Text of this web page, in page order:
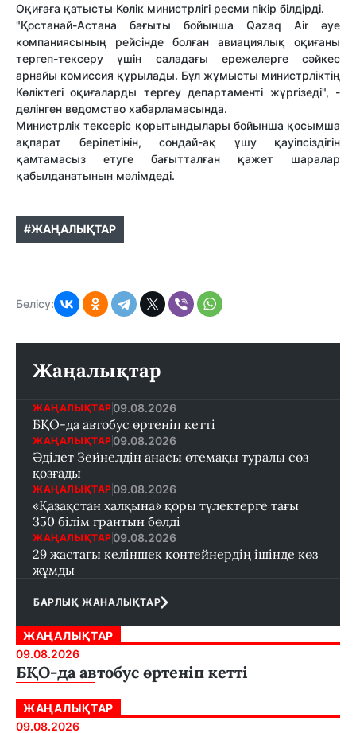
Оқиғаға қатысты Көлік министрлігі ресми пікір білдірді.
"Қостанай-Астана бағыты бойынша Qazaq Air әуе
компаниясының рейсінде болған авиациялық оқиғаны
тергеп-тексеру үшін саладағы ережелерге сәйкес
арнайы комиссия құрылады. Бұл жұмысты министрліктің
Көліктегі оқиғаларды тергеу департаменті жүргізеді", -
делінген ведомство хабарламасында.
Министрлік тексеріс қорытындылары бойынша қосымша
ақпарат берілетінін, сондай-ақ ұшу қауіпсіздігін
қамтамасыз етуге бағытталған қажет шаралар
қабылданатынын мәлімдеді.
#ЖАҢАЛЫҚТАР
Бөлісу:
Жаңалықтар
ЖАҢАЛЫҚТАР 09.08.2026
БҚО-да автобус өртеніп кетті
ЖАҢАЛЫҚТАР 09.08.2026
Әділет Зейнелдің анасы өтемақы туралы сөз
қозғады
ЖАҢАЛЫҚТАР 09.08.2026
«Қазақстан халқына» қоры түлектерге тағы
350 білім грантын бөлді
ЖАҢАЛЫҚТАР 09.08.2026
29 жастағы келіншек контейнердің ішінде көз
жұмды
БАРЛЫҚ ЖАНАЛЫҚТАР
ЖАҢАЛЫҚТАР
09.08.2026
БҚО-да автобус өртеніп кетті
ЖАҢАЛЫҚТАР
09.08.2026